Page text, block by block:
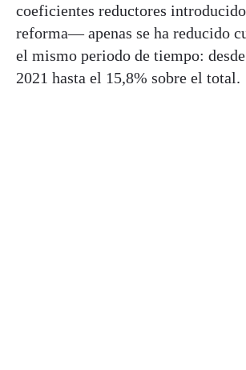
coeficientes reductores
reforma— apenas se ha reducido
el mismo periodo de tiempo:
2021 hasta el 15,8% sobre el total.